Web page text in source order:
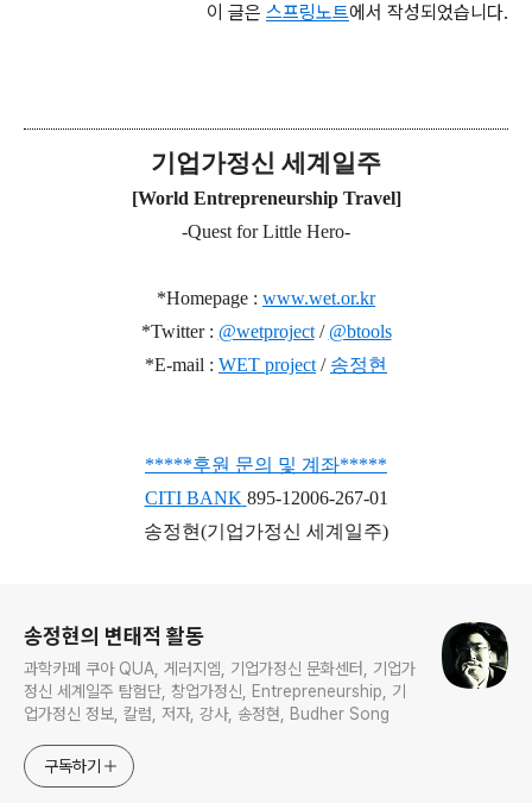
이 글은 스프링노트에서 작성되었습니다.
기업가정신 세계일주
[World Entrepreneurship Travel]
-Quest for Little Hero-
*Homepage : www.wet.or.kr
*Twitter : @wetproject/ @btools
*E-mail : WET project / 송정현
*****후원 문의 및 계좌*****
CITI BANK 895-12006-267-01
송정현(기업가정신 세계일주)
송정현의 변태적 활동
과학카페 쿠아 QUA, 게러지엠, 기업가정신 문화센터, 기업가
정신 세계일주 탐험단, 창업가정신, Entrepreneurship, 기
업가정신 정보, 칼럼, 저자, 강사, 송정현, Budher Song
구독하기